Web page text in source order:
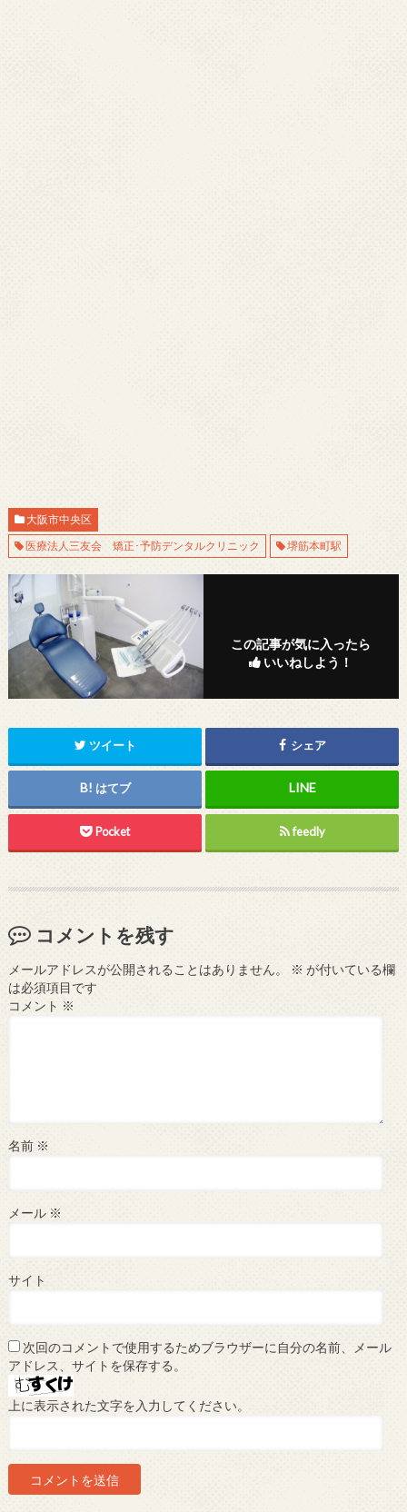
大阪市中央区
医療法人三友会 矯正･予防デンタルクリニック
堺筋本町駅
この記事が気に入ったら
いいねしよう！
ツイート シェア
はてブ
Pocket feedly
コメントを残す
メールアドレスが公開されることはありません。 ※ が付いている欄
は必須項目です
コメント ※
名前 ※
メール ※
サイト
次回のコメントで使用するためブラウザーに自分の名前、メール
アドレス、サイトを保存する。
上に表示された文字を入力してください。